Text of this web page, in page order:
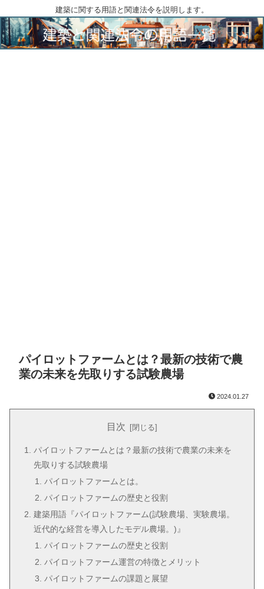
建築に関する用語と関連法令を説明します。
パイロットファームとは？最新の技術で農
業の未来を先取りする試験農場
2024.01.27
目次
パイロットファームとは？最新の技術で農業の未来を
先取りする試験農場
パイロットファームとは。
パイロットファームの歴史と役割
建築用語『パイロットファーム(試験農場、実験農場。
近代的な経営を導入したモデル農場。)』
パイロットファームの歴史と役割
パイロットファーム運営の特徴とメリット
パイロットファームの課題と展望